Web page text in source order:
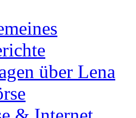
über Lena